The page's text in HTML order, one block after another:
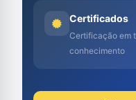
Certificados
Certificação em
conhecimento